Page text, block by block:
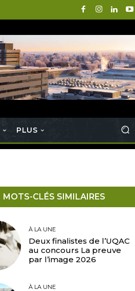
PLUS
MOTS-CLÉS SIMILAIRES
À LA UNE
Deux finalistes de l’UQAC
au concours La preuve
par l’image 2026
À LA UNE